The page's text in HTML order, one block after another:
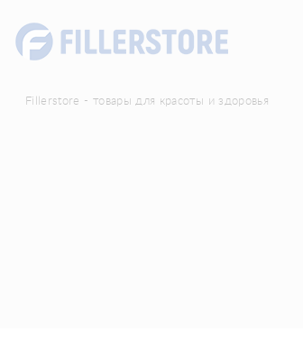
Fillerstore - товары для красоты и здоровья